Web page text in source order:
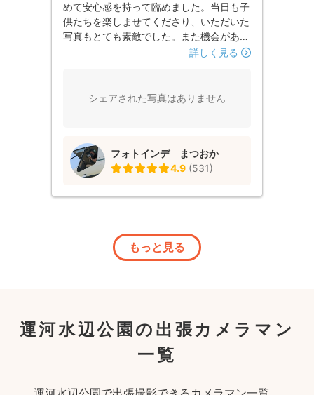
めて安心感を持って臨めました。当日も子
供たちを楽しませてくださり、いただいた
写真もとても素敵でした。また機会があり
ましたらご依頼したいと思います。ありが
詳しく見る
シェアされた写真はありません
フォトインデ まつおか
4.9 (531)
もっと見る
運河水辺公園の出張カメラマン
一覧